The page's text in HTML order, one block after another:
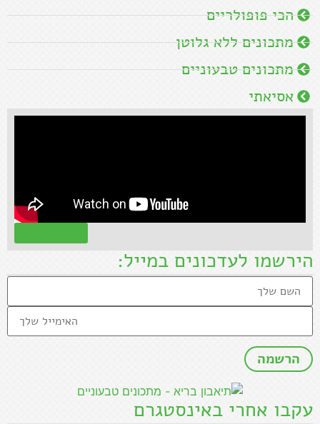
הכי פופולריים
מתכונים ללא גלוטן
מתכונים טבעוניים
אסיאתי
הירשמו לעדכונים במייל:
עקבו אחרי באינסטגרם